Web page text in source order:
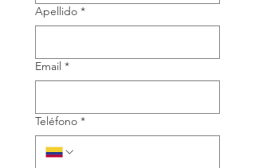
Apellido *
Email *
Teléfono *